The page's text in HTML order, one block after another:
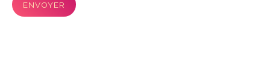
ENVOYER